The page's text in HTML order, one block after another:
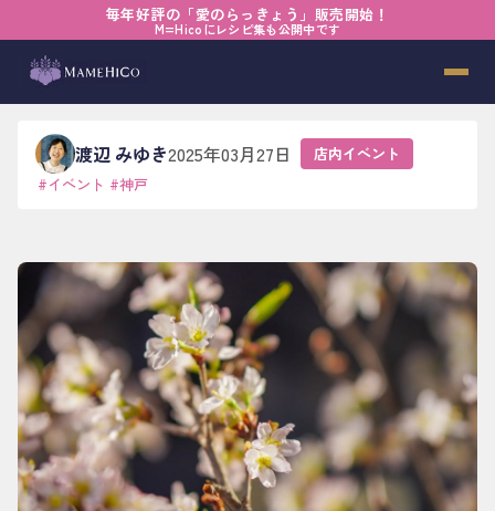
毎年好評の「愛のらっきょう」販売開始！
M=Hicoにレシピ集も公開中です
› 店内イベント › それでも、楽しく生きてゆく
それでも、楽しく生きてゆく
渡辺 みゆき2025年03月27日
店内イベント
#イベント #神戸